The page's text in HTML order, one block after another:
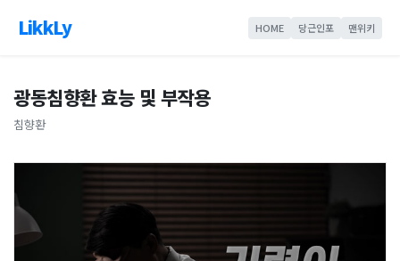
LikkLy HOME 당근인포 맨위키
광동침향환 효능 및 부작용
침향환